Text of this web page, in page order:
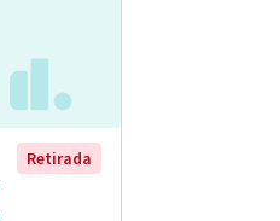
Retirada